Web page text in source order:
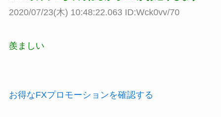
2020/07/23(木) 10:48:22.063 ID:Wck0vv/70
羨ましい
お得なFXプロモーションを確認する